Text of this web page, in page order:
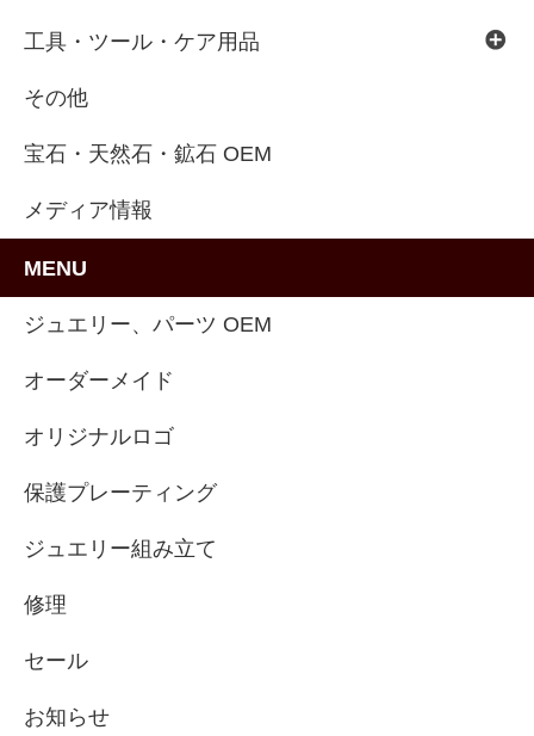
工具・ツール・ケア用品
その他
宝石・天然石・鉱石 OEM
メディア情報
MENU
ジュエリー、パーツ OEM
オーダーメイド
オリジナルロゴ
保護プレーティング
ジュエリー組み立て
修理
セール
お知らせ